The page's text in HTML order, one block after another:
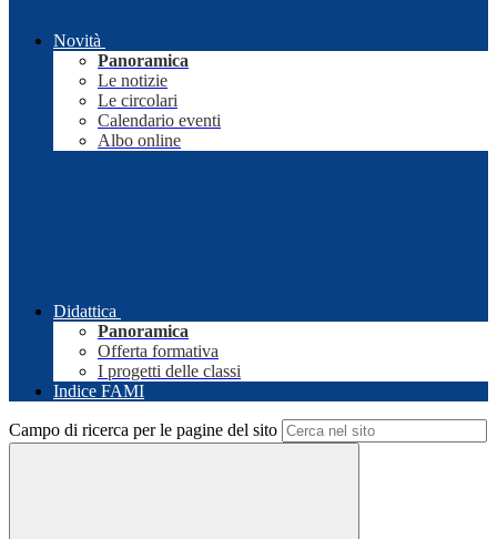
Novità
Panoramica
Le notizie
Le circolari
Calendario eventi
Albo online
Didattica
Panoramica
Offerta formativa
I progetti delle classi
Indice FAMI
Campo di ricerca per le pagine del sito